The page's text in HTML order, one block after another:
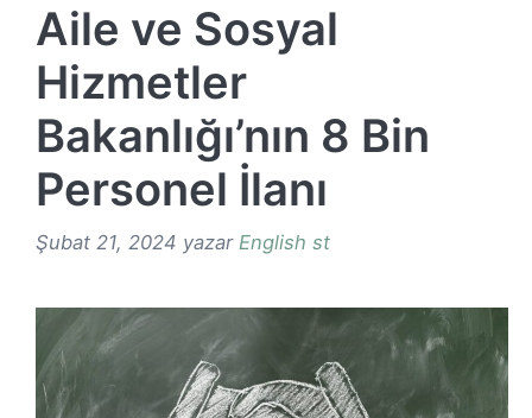
Aile ve Sosyal
Hizmetler
Bakanlığı’nın 8 Bin
Personel İlanı
Şubat 21, 2024 yazar English st